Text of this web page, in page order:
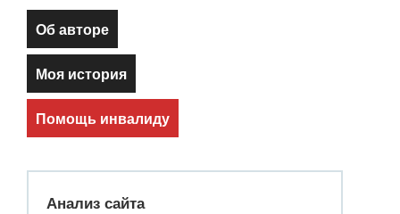
Об авторе
Моя история
Помощь инвалиду
Анализ сайта